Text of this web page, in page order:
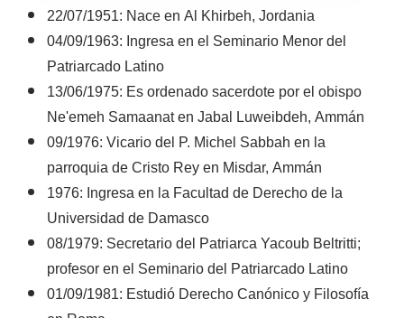
22/07/1951: Nace en Al Khirbeh, Jordania
04/09/1963: Ingresa en el Seminario Menor del
Patriarcado Latino
13/06/1975: Es ordenado sacerdote por el obispo
Ne'emeh Samaanat en Jabal Luweibdeh, Ammán
09/1976: Vicario del P. Michel Sabbah en la
parroquia de Cristo Rey en Misdar, Ammán
1976: Ingresa en la Facultad de Derecho de la
Universidad de Damasco
08/1979: Secretario del Patriarca Yacoub Beltritti;
profesor en el Seminario del Patriarcado Latino
01/09/1981: Estudió Derecho Canónico y Filosofía